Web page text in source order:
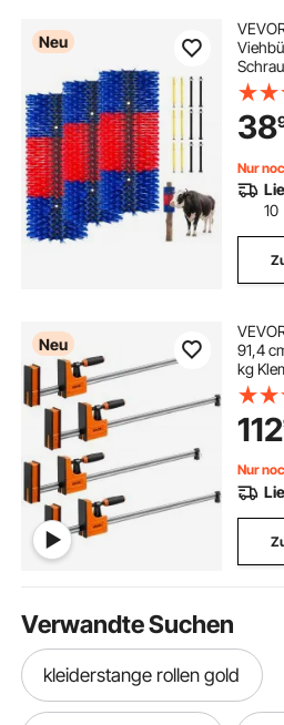
Neu
für
38
Nur
10
Neu
91,4
kg
112
Nur
Verwandte Suchen
kleiderstange rollen gold